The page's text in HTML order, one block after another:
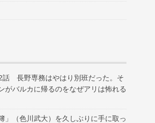
話 長野専務はやはり別班だった。そ
がバルカに帰るのをなぜアリは怖れる
」（色川武大）を久しぶりに手に取っ